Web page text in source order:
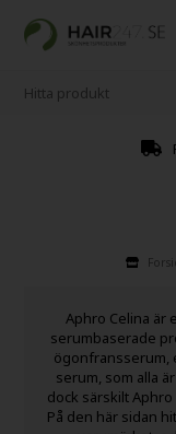
Aphro Celina är
serumbaserade
ögonfransserum,
serum, som alla
dock särskilt
På den här sidan